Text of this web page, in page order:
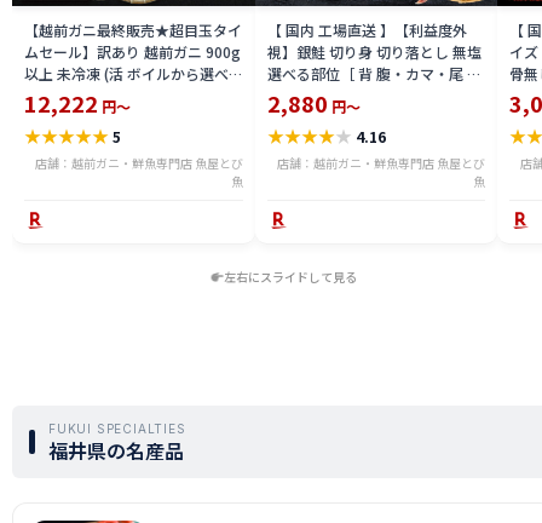
【越前ガニ最終販売★超目玉タイ
ムセール】訳あり 越前ガニ 900g
以上 未冷凍 (活 ボイルから選べ
る) 福井県産 国産 産地直送 脚折
れ 訳ありカニ 越前がに ズワイガ
ニ 越前 かに 送料無料 etz-900w
12,222 円～
★★★★★5
店舗：越前ガニ・鮮魚専門店 魚屋とび
魚
【 国内 工場直送 】【利益度外
視】銀鮭 切り身 切り落とし 無塩
選べる部位［ 背 腹・カマ・尾 ］
600g〜2.4kg 骨取り・骨無し 骨
あり 切り落とし 骨取り・骨無し
切身 ses2301-12ka
2,880 円～
★★★★★ 4.16
店舗：越前ガニ・鮮魚専門店 魚屋とび
魚
【
イ
骨
(真
ライ
★
店
左右にスライドして見る
FUKUI SPECIALTIES
福井県の名産品